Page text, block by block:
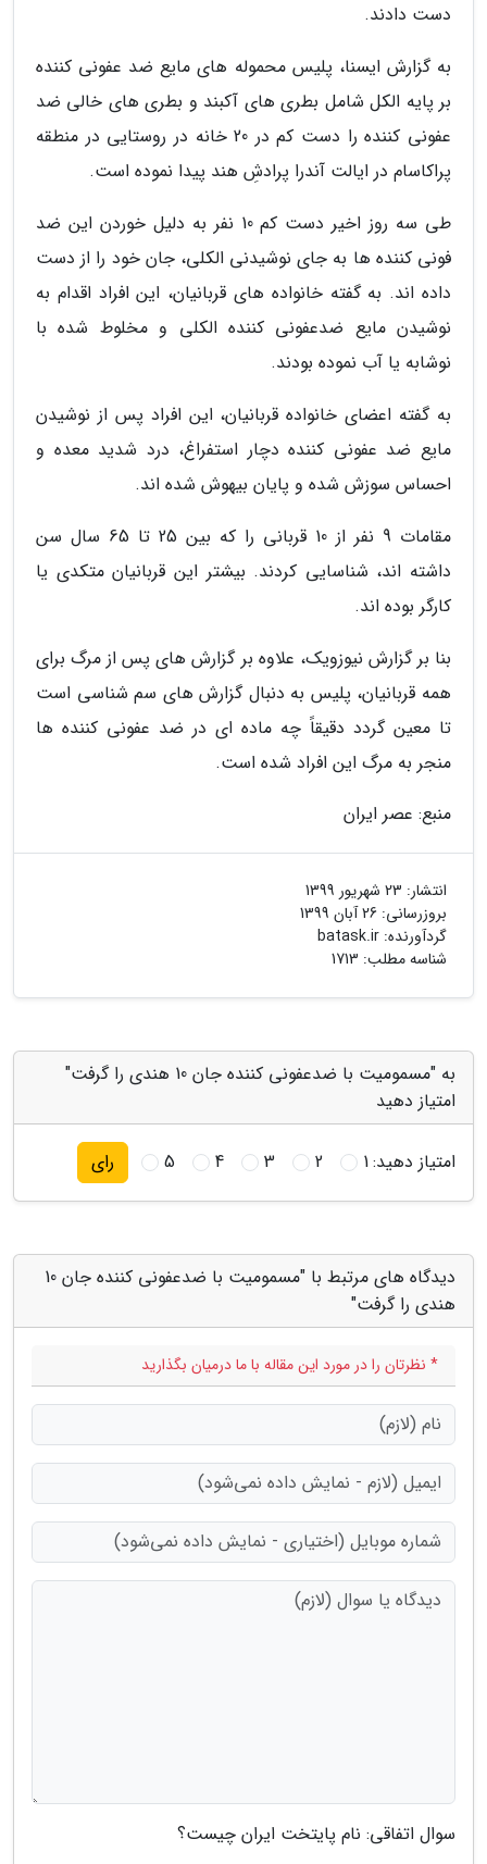
دست دادند.
به گزارش ایسنا، پلیس محموله های مایع ضد عفونی کننده
بر پایه الکل شامل بطری های آکبند و بطری های خالی ضد
عفونی کننده را دست کم در 20 خانه در روستایی در منطقه
پراکاسام در ایالت آندرا پرادشِ هند پیدا نموده است.
طی سه روز اخیر دست کم 10 نفر به دلیل خوردن این ضد
فونی کننده ها به جای نوشیدنی الکلی، جان خود را از دست
داده اند. به گفته خانواده های قربانیان، این افراد اقدام به
نوشیدن مایع ضدعفونی کننده الکلی و مخلوط شده با
نوشابه یا آب نموده بودند.
به گفته اعضای خانواده قربانیان، این افراد پس از نوشیدن
مایع ضد عفونی کننده دچار استفراغ، درد شدید معده و
احساس سوزش شده و پایان بیهوش شده اند.
مقامات 9 نفر از 10 قربانی را که بین 25 تا 65 سال سن
داشته اند، شناسایی کردند. بیشتر این قربانیان متکدی یا
کارگر بوده اند.
بنا بر گزارش نیوزویک، علاوه بر گزارش های پس از مرگ برای
همه قربانیان، پلیس به دنبال گزارش های سم شناسی است
تا معین گردد دقیقاً چه ماده ای در ضد عفونی کننده ها
منجر به مرگ این افراد شده است.
منبع: عصر ایران
انتشار: 23 شهریور 1399
بروزرسانی: 26 آبان 1399
گردآورنده: batask.ir
شناسه مطلب: 1713
به "مسمومیت با ضدعفونی کننده جان 10 هندی را گرفت"
امتیاز دهید
امتیاز دهید:1
2
3
4
5 رای
دیدگاه های مرتبط با "مسمومیت با ضدعفونی کننده جان 10
هندی را گرفت"
* نظرتان را در مورد این مقاله با ما درمیان بگذارید
سوال اتفاقی: نام پایتخت ایران چیست؟